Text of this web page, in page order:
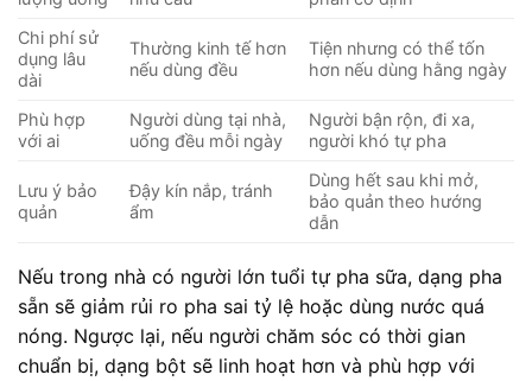
Chi phí sử
dụng lâu
dài
Thường kinh tế hơn
nếu dùng đều
Tiện nhưng có thể tốn
hơn nếu dùng hằng ngày
Phù hợp
với ai
Người dùng tại nhà,
uống đều mỗi ngày
Người bận rộn, đi xa,
người khó tự pha
Lưu ý bảo
quản
Đậy kín nắp, tránh
ẩm
Dùng hết sau khi mở,
bảo quản theo hướng
dẫn
Nếu trong nhà có người lớn tuổi tự pha sữa, dạng pha
sẵn sẽ giảm rủi ro pha sai tỷ lệ hoặc dùng nước quá
nóng. Ngược lại, nếu người chăm sóc có thời gian
chuẩn bị, dạng bột sẽ linh hoạt hơn và phù hợp với